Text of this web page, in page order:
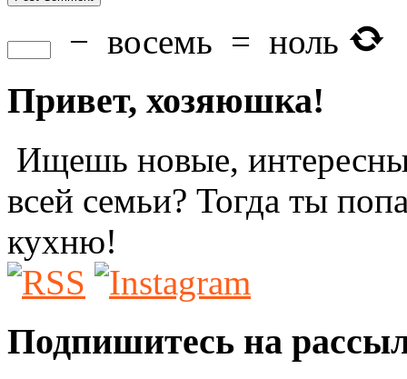
− восемь = ноль
Привет, хозяюшка!
Ищешь новые,
всей семьи? Тогда ты
кухню!
Подпишитесь на